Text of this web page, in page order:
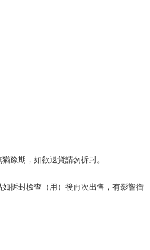
豫期，如欲退貨請勿拆封。
拆封檢查（用）後再次出售，有影響衛